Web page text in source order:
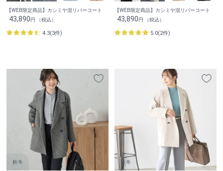
【WEB限定商品】カシミヤ混リバーコート
43,890円 （税込）
4.3(3件)
【WEB限定商品】カシミヤ混リバーコート
43,890円 （税込）
5.0(2件)